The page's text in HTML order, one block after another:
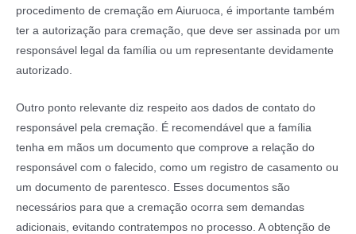
procedimento de cremação em Aiuruoca, é importante também
ter a autorização para cremação, que deve ser assinada por um
responsável legal da família ou um representante devidamente
autorizado.
Outro ponto relevante diz respeito aos dados de contato do
responsável pela cremação. É recomendável que a família
tenha em mãos um documento que comprove a relação do
responsável com o falecido, como um registro de casamento ou
um documento de parentesco. Esses documentos são
necessários para que a cremação ocorra sem demandas
adicionais, evitando contratempos no processo. A obtenção de